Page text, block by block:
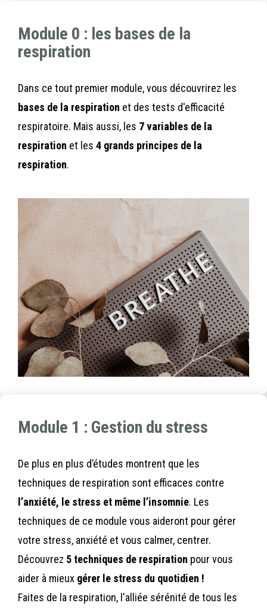
Module 0 : les bases de la
respiration
Dans ce tout premier module, vous découvrirez les
bases de la respiration et des tests d'efficacité
respiratoire. Mais aussi, les 7 variables de la
respiration et les 4 grands principes de la
respiration.
Module 1 : Gestion du stress
De plus en plus d’études montrent que les
techniques de respiration sont efficaces contre
l’anxiété, le stress et même l’insomnie. Les
techniques de ce module vous aideront pour gérer
votre stress, anxiété et vous calmer, centrer.
Découvrez 5 techniques de respiration pour vous
aider à mieux gérer le stress du quotidien !
Faites de la respiration, l'alliée sérénité de tous les